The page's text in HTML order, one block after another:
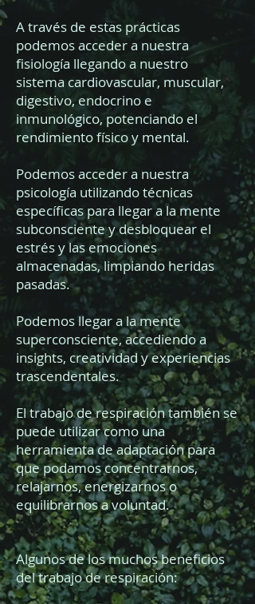
A través de estas prácticas
podemos acceder a nuestra
fisiología llegando a nuestro
sistema cardiovascular, muscular,
digestivo, endocrino e
inmunológico, potenciando el
rendimiento físico y mental.
Podemos acceder a nuestra
psicología utilizando técnicas
específicas para llegar a la mente
subconsciente y desbloquear el
estrés y las emociones
almacenadas, limpiando heridas
pasadas.
Podemos llegar a la mente
superconsciente, accediendo a
insights, creatividad y experiencias
trascendentales.
El trabajo de respiración también se
puede utilizar como una
herramienta de adaptación para
que podamos concentrarnos,
relajarnos, energizarnos o
equilibrarnos a voluntad.
Algunos de los muchos beneficios
del trabajo de respiración: